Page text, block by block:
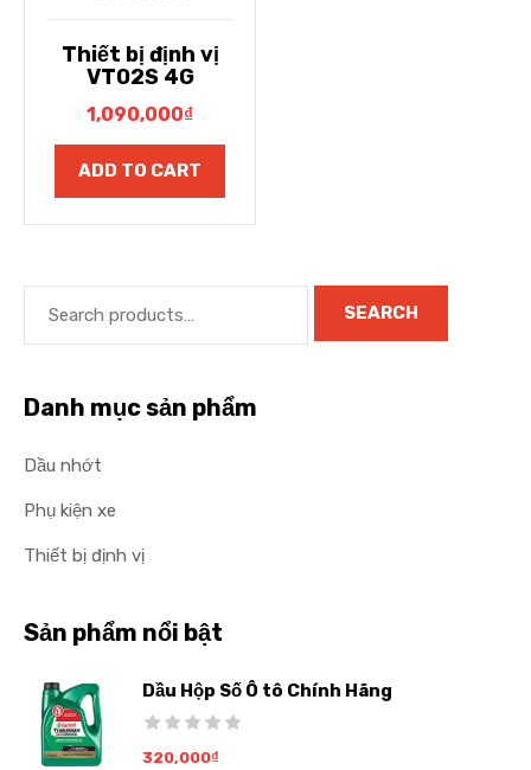
Thiết bị định vị
VT02S 4G
1,090,000₫
ADD TO CART
SEARCH
Danh mục sản phẩm
Dầu nhớt
Phụ kiện xe
Thiết bị định vị
Sản phẩm nổi bật
Dầu Hộp Số Ô tô Chính Hãng
320,000₫